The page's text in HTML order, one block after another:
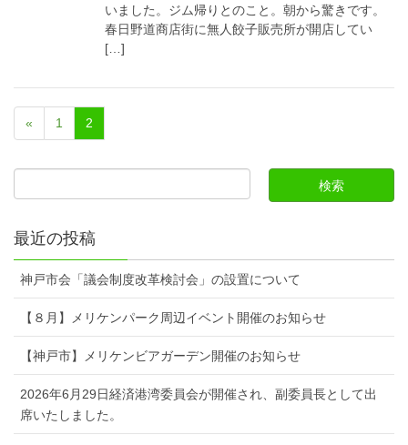
いました。ジム帰りとのこと。朝から驚きです。
春日野道商店街に無人餃子販売所が開店してい
[…]
« 1 2
最近の投稿
神戸市会「議会制度改革検討会」の設置について
【８月】メリケンパーク周辺イベント開催のお知らせ
【神戸市】メリケンビアガーデン開催のお知らせ
2026年6月29日経済港湾委員会が開催され、副委員長として出
席いたしました。